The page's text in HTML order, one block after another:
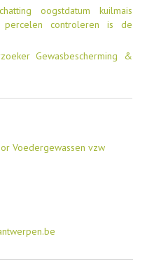
oogstdatum kuilmais
controleren is de
Gewasbescherming &
Voedergewassen vzw